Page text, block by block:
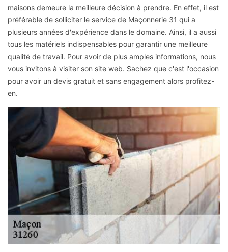
maisons demeure la meilleure décision à prendre. En effet, il est
préférable de solliciter le service de Maçonnerie 31 qui a
plusieurs années d'expérience dans le domaine. Ainsi, il a aussi
tous les matériels indispensables pour garantir une meilleure
qualité de travail. Pour avoir de plus amples informations, nous
vous invitons à visiter son site web. Sachez que c'est l'occasion
pour avoir un devis gratuit et sans engagement alors profitez-
en.